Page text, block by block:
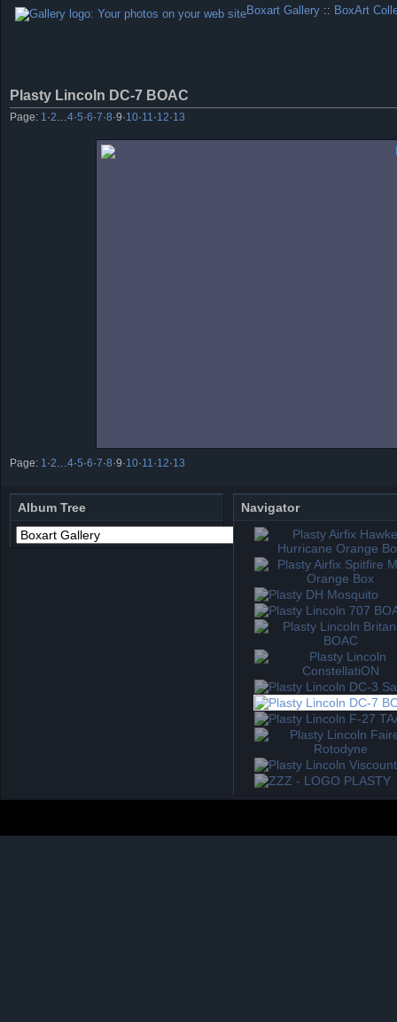
Boxart Gallery :: BoxArt
Plasty Lincoln DC-7 BOAC
Page: 1 ·2 4·5·6·7·8·9·10·11 ·12·13
Page: 1 ·2 4·5·6·7·8·9·10·11 ·12·13
Album Tree Navigator